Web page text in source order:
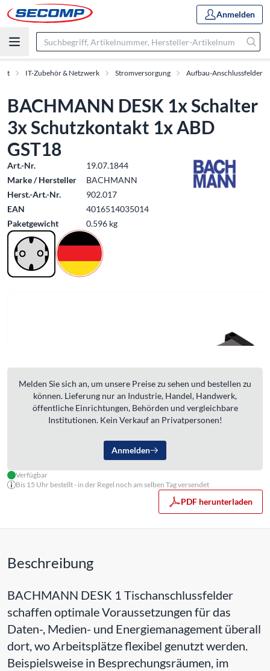
Anmelden
IT-Zubehör & Netzwerk Stromversorgung Aufbau-Anschlussfelder
BACHMANN DESK 1x Schalter
3x Schutzkontakt 1x ABD
GST18
Art.-Nr.
19.07.1844
Marke / Hersteller
BACHMANN
Herst.-Art.-Nr.
902.017
EAN
4016514035014
Paketgewicht
0.596 kg
Melden Sie sich an, um unsere Preise zu sehen und bestellen zu
können. Lieferung nur an Industrie, Handel, Handwerk,
öffentliche Einrichtungen, Behörden und vergleichbare
Institutionen. Kein Verkauf an Privatpersonen!
Anmelden
Verfügbar
Bis 15 Uhr bestellt - in der Regel noch am selben Tag versendet
PDF herunterladen
Beschreibung
BACHMANN DESK 1 Tischanschlussfelder
schaffen optimale Voraussetzungen für das
Daten-, Medien- und Energiemanagement überall
dort, wo Arbeitsplätze flexibel genutzt werden.
Beispielsweise in Besprechungsräumen, im